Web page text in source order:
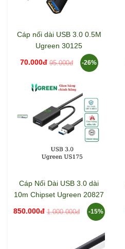
Cáp nối dài USB 3.0 0.5M
Ugreen 30125
70.000đ 95.000đ -26%
Cáp Nối Dài USB 3.0 dài
10m Chipset Ugreen 20827
850.000đ 1.000.000đ -15%